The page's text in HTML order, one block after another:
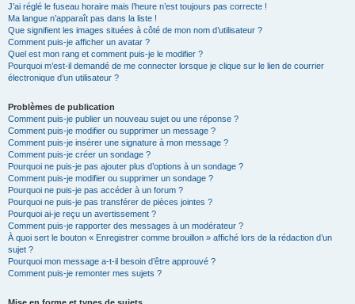
J’ai réglé le fuseau horaire mais l’heure n’est toujours pas correcte !
Ma langue n’apparaît pas dans la liste !
Que signifient les images situées à côté de mon nom d’utilisateur ?
Comment puis-je afficher un avatar ?
Quel est mon rang et comment puis-je le modifier ?
Pourquoi m’est-il demandé de me connecter lorsque je clique sur le lien de courrier
électronique d’un utilisateur ?
Problèmes de publication
Comment puis-je publier un nouveau sujet ou une réponse ?
Comment puis-je modifier ou supprimer un message ?
Comment puis-je insérer une signature à mon message ?
Comment puis-je créer un sondage ?
Pourquoi ne puis-je pas ajouter plus d’options à un sondage ?
Comment puis-je modifier ou supprimer un sondage ?
Pourquoi ne puis-je pas accéder à un forum ?
Pourquoi ne puis-je pas transférer de pièces jointes ?
Pourquoi ai-je reçu un avertissement ?
Comment puis-je rapporter des messages à un modérateur ?
À quoi sert le bouton « Enregistrer comme brouillon » affiché lors de la rédaction d’un
sujet ?
Pourquoi mon message a-t-il besoin d’être approuvé ?
Comment puis-je remonter mes sujets ?